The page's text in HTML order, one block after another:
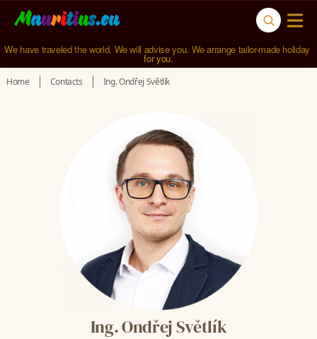
We have traveled the world. We will advise you. We arrange tailor-made holiday
for you.
Home Contacts Ing. Ondřej Světlík
Ing. Ondřej Světlík